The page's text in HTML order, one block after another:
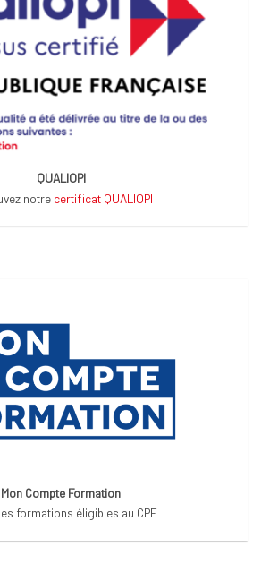
QUALIOPI
notre certificat QUALIOPI
Mon Compte Formation
formations éligibles au CPF